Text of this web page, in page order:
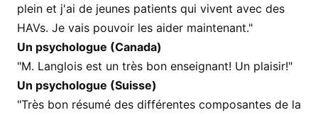
plein et j'ai de jeunes patients qui vivent avec des
HAVs. Je vais pouvoir les aider maintenant."
Un psychologue (Canada)
"M. Langlois est un très bon enseignant! Un plaisir!"
Un psychologue (Suisse)
"Très bon résumé des différentes composantes de la